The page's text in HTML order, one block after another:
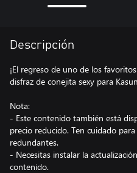
Descripción
¡El regreso de uno de los
disfraz de conejita sexy para
Nota:
- Este contenido también está
precio reducido. Ten cuidado
redundantes.
- Necesitas instalar la
contenido.